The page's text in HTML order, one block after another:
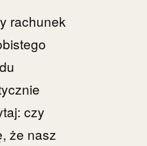
rachunek
czy
że nasz